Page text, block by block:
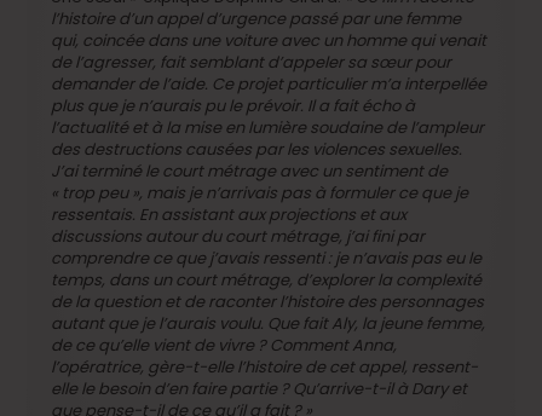
l’histoire d’un appel d’urgence passé par une femme
qui, coincée dans une voiture avec un homme qui venait
de l’agresser, fait semblant d’appeler sa sœur pour
demander de l’aide. Ce projet particulier m’a interpellée
plus que je n’aurais pu le prévoir. Il a fait écho à
l’actualité et à la mise en lumière soudaine de l’ampleur
des destructions causées par les violences sexuelles.
J’ai terminé le court métrage avec un sentiment de
« trop peu », mais je n’arrivais pas à formuler ce que je
ressentais. En assistant aux projections et aux
discussions autour du court métrage, j’ai fini par
comprendre ce que j’avais ressenti : je n’avais pas eu le
temps, dans un court métrage, d’explorer la complexité
de la question et de raconter l’histoire des personnages
autant que je l’aurais voulu. Que fait Aly, la jeune femme,
de ce qu’elle vient de vivre ? Comment Anna,
l’opératrice, gère-t-elle l’histoire de cet appel, ressent-
elle le besoin d’en faire partie ? Qu’arrive-t-il à Dary et
que pense-t-il de ce qu’il a fait ? »